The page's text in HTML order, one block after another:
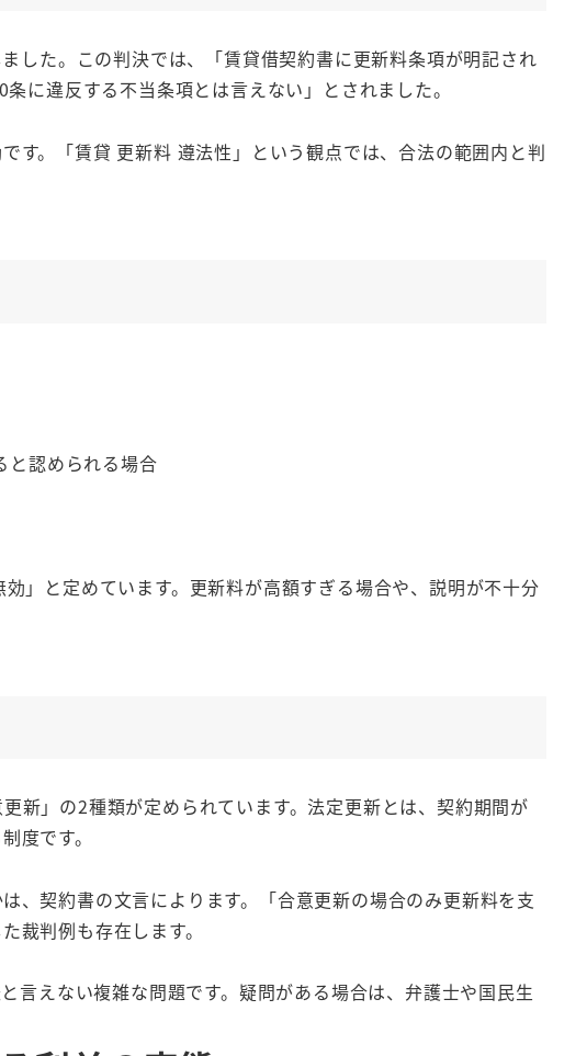
した。この判決では、「賃貸借契約書に更新料条項が明記され
に違反する不当条項とは言えない」とされました。
す。「賃貸 更新料 遵法性」という観点では、合法の範囲内と判
と認められる場合
」と定めています。更新料が高額すぎる場合や、説明が不十分
新」の2種類が定められています。法定更新とは、契約期間が
度です。
、契約書の文言によります。「合意更新の場合のみ更新料を支
裁判例も存在します。
言えない複雑な問題です。疑問がある場合は、弁護士や国民生